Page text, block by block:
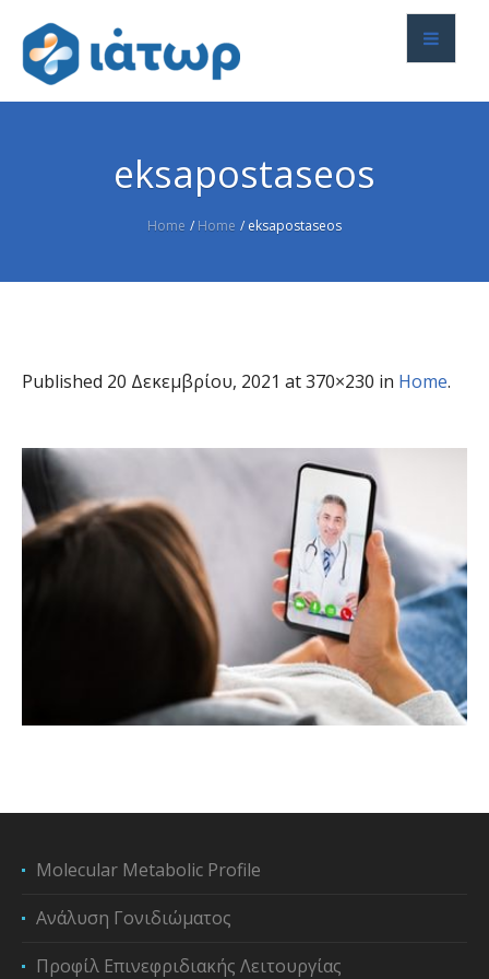
eksapostaseos
Home / Home / eksapostaseos
Published 20 Δεκεμβρίου, 2021 at 370×230 in Home.
Molecular Metabolic Profile
Ανάλυση Γονιδιώματος
Προφίλ Επινεφριδιακής Λειτουργίας